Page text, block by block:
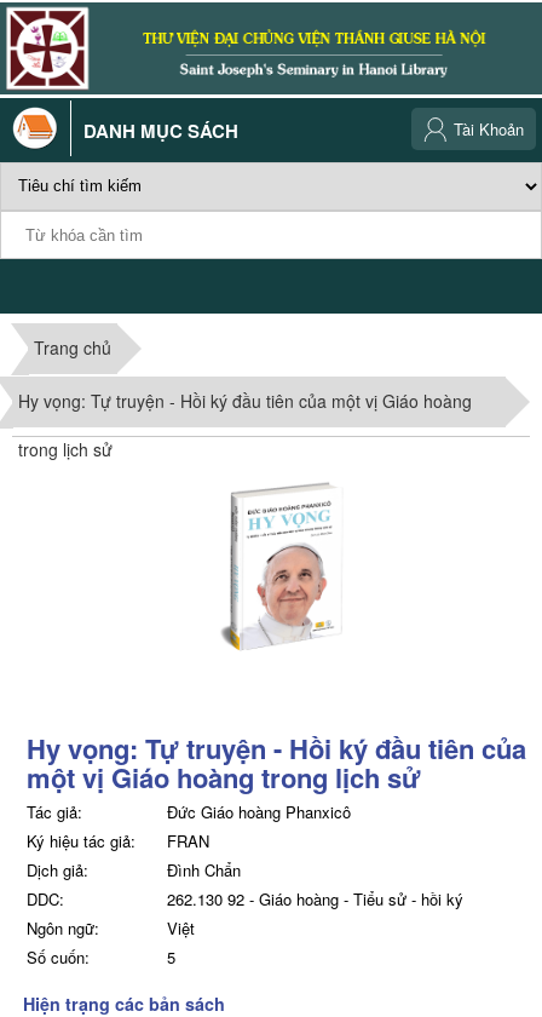
DANH MỤC SÁCH Tài Khoản
Trang chủ
Hy vọng: Tự truyện - Hồi ký đầu tiên của một vị Giáo hoàng
trong lịch sử
Hy vọng: Tự truyện - Hồi ký đầu tiên của
một vị Giáo hoàng trong lịch sử
Tác giả:
Đức Giáo hoàng Phanxicô
Ký hiệu tác giả:
FRAN
Dịch giả:
Đình Chẩn
DDC:
262.130 92 - Giáo hoàng - Tiểu sử - hồi ký
Ngôn ngữ:
Việt
Số cuốn:
5
Hiện trạng các bản sách